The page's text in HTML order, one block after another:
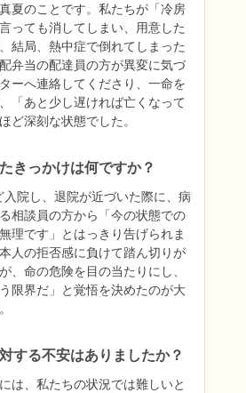
夏のことです。私たちが「冷房
っても消してしまい、用意した
結局、熱中症で倒れてしまった
弁当の配達員の方が異変に気づ
ーへ連絡してくださり、一命を
「あと少し遅ければ亡くなって
ど深刻な状態でした。
きっかけは何ですか？
入院し、退院が近づいた際に、病
相談員の方から「今の状態での
理です」とはっきり告げられま
人の拒否感に負けて踏ん切りが
、命の危険を目の当たりにし、
限界だ」と覚悟を決めたのが大
する不安はありましたか？
は、私たちの状況では難しいと